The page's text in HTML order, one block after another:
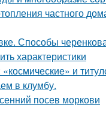
частного
Способы
характеристики
и
в клумбу.
посев моркови